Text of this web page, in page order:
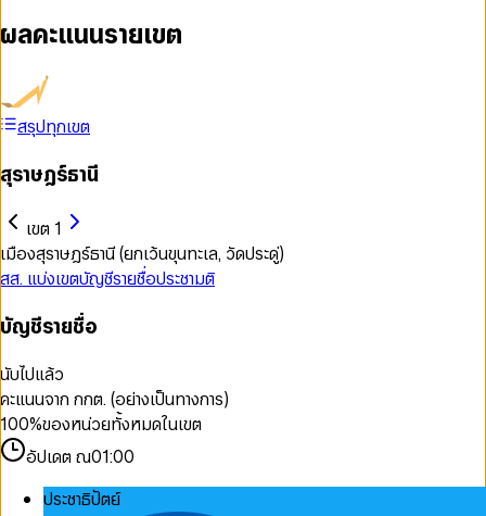
ผลคะแนนรายเขต
สรุปทุกเขต
สุราษฎร์ธานี
เขต 1
เมืองสุราษฎร์ธานี (ยกเว้นขุนทะเล, วัดประดู่)
สส. แบ่งเขตบัญชีรายชื่อประชามติ
บัญชีรายชื่อ
นับไปแล้ว
คะแนนจาก กกต. (อย่างเป็นทางการ)
100%ของหน่วยทั้งหมดในเขต
อัปเดต ณ01:00
ประชาธิปัตย์